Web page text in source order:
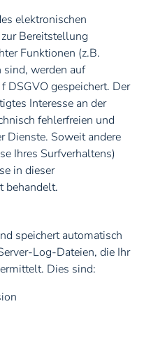
elektronischen
Bereitstellung
Funktionen (z.B.
werden auf
DSGVO gespeichert. Der
Interesse an der
fehlerfreien und
Dienste. Soweit andere
Ihres Surfverhaltens)
in dieser
behandelt.
speichert automatisch
Log-Dateien, die Ihr
Dies sind: